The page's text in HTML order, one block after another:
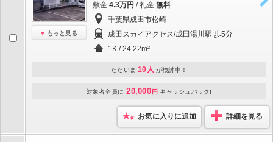
もっと見る
敷金 4.3万円 / 礼金 無料
千葉県成田市松崎
成田スカイアクセス/成田湯川駅 歩5分
1K / 24.22m²
ただいま 10人 が検討中！
対象者全員に 20,000 円 キャッシュバック!
お気に入りに追加 詳細を見る